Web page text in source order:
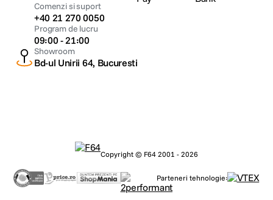
Comenzi si suport
+40 21 270 0050
Program de lucru
09:00 - 21:00
Showroom
Bd-ul Unirii 64, Bucuresti
Copyright © F64 2001 - 2026
Parteneri tehnologie: